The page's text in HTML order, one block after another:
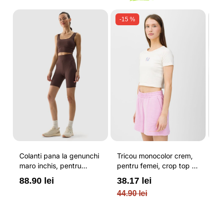
Colanti pana la genunchi
maro inchis, pentru
femei, cu striatii si
cusaturi plate 4F
88.90 lei
-15 %
Tricou monocolor crem,
pentru femei, crop top si
croiala slim 4F
44.90 lei
38.17 lei